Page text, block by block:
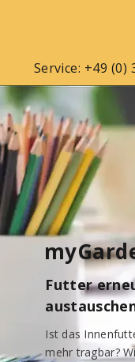
Service: +49 (0)
Futter
Ist das
mehr tragbar?